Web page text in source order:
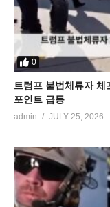
0
트럼프 불법체류자
포인트 급등
admin JULY 25, 2026